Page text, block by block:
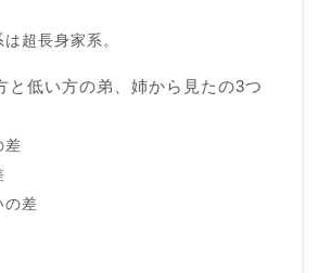
超長身家系。
と低い方の弟、姉から見たの3つ
差
の差